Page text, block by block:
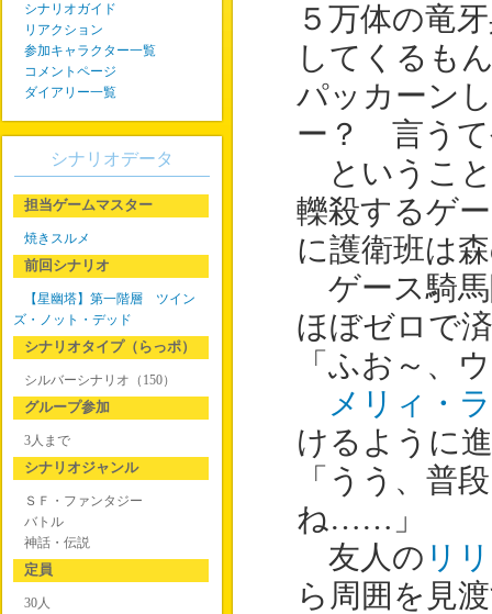
５万体の竜
してくるも
パッカーン
ー？ 言うて
ということ
轢殺するゲ
に護衛班は
ゲース騎馬
ほぼゼロで
「ふお～、
メリィ・
けるように
「うう、普
ね……」
友人の リ
ら周囲を見
シナリオガイド
リアクション
参加キャラクター一覧
コメントページ
ダイアリー一覧
シナリオデータ
担当ゲームマスター
焼きスルメ
前回シナリオ
【星幽塔】第一階層 ツイン
ズ・ノット・デッド
シナリオタイプ（らっポ）
シルバーシナリオ（150）
グループ参加
3人まで
シナリオジャンル
ＳＦ・ファンタジー
バトル
神話・伝説
定員
30人